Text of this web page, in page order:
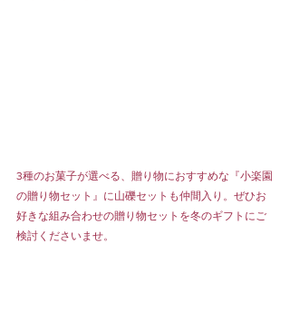
3種のお菓子が選べる、贈り物におすすめな『小楽園
の贈り物セット』に山礫セットも仲間入り。ぜひお
好きな組み合わせの贈り物セットを冬のギフトにご
検討くださいませ。